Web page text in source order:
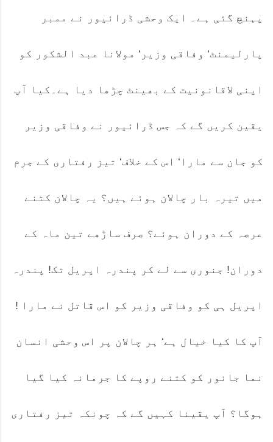
پہنچ گئی ہے۔ ایک وحشی ڈرائیور نے ممبر
پارلیمنٹ‘ وفاقی وزیر‘ مولانا عبد الشکور کو
اپنی لاقانونیت کے بھینٹ چڑھا دیا ہے۔کیا آپ
یقین کریں گے کہ جس ڈرائیور نے وفاقی وزیر
کو جان سے مارا‘ اس کے خلاف‘ تیز رفتاری کے جرم
میں تیرہ بار چالان ہوئے ہیں؟ یہ چالان کتنے
عرصہ کے دوران ہوئے؟ صرف ساڑھے تین ماہ کے
دوران! جنوری سے لے کر پندرہ اپریل تک! پندرہ
اپریل ہی کو وفاقی وزیر کو اس قاتل نے مارا !
آپ کا کیا خیال ہے‘ ہر چالان پر اس وحشی انسان
نما جانور کو کتنے روپے کا جرمانہ کیا گیا
ہوگا؟ آپ یقینا کہیں گے کہ چونکہ تیز رفتاری